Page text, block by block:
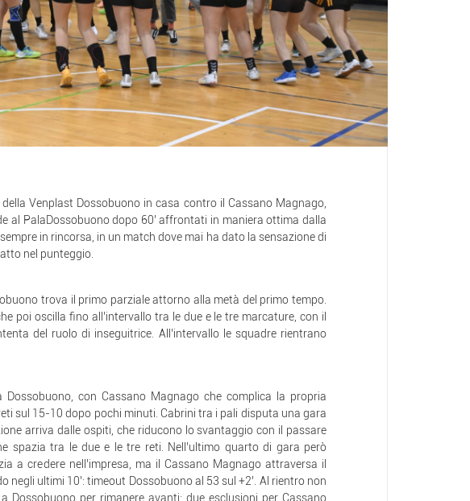
Venplast Dossobuono in casa contro il Cassano Magnago,
al PalaDossobuono dopo 60’ affrontati in maniera ottima dalla
in rincorsa, in un match dove mai ha dato la sensazione di
nel punteggio.
trova il primo parziale attorno alla metà del primo tempo.
poi oscilla fino all’intervallo tra le due e le tre marcature, con il
del ruolo di inseguitrice. All’intervallo le squadre rientrano
Dossobuono, con Cassano Magnago che complica la propria
sul 15-10 dopo pochi minuti. Cabrini tra i pali disputa una gara
arriva dalle ospiti, che riducono lo svantaggio con il passare
spazia tra le due e le tre reti. Nell’ultimo quarto di gara però
a credere nell’impresa, ma il Cassano Magnago attraversa il
negli ultimi 10’: timeout Dossobuono al 53 sul +2’. Al rientro non
Dossobuono per rimanere avanti: due esclusioni per Cassano